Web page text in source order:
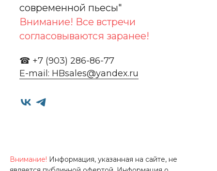
современной пьесы"
Внимание! Все встречи
согласовываются заранее!
☎ +7 (903) 286-86-77
E-mail: HBsales@yandex.ru
Внимание! Информация, указанная на сайте, не